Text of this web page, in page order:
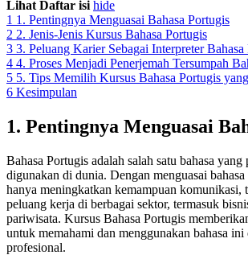
Lihat Daftar isi hide
1 1. Pentingnya Menguasai Bahasa Portugis
2 2. Jenis-Jenis Kursus Bahasa Portugis
3 3. Peluang Karier Sebagai Interpreter Bahasa
4 4. Proses Menjadi Penerjemah Tersumpah
5 5. Tips Memilih Kursus Bahasa Portugis
6 Kesimpulan
1. Pentingnya Menguasai
Bahasa Portugis adalah salah satu bahasa
digunakan di dunia. Dengan menguasai
hanya meningkatkan kemampuan komunikasi,
peluang kerja di berbagai sektor, termasuk
pariwisata. Kursus Bahasa Portugis
untuk memahami dan menggunakan bahasa
profesional.